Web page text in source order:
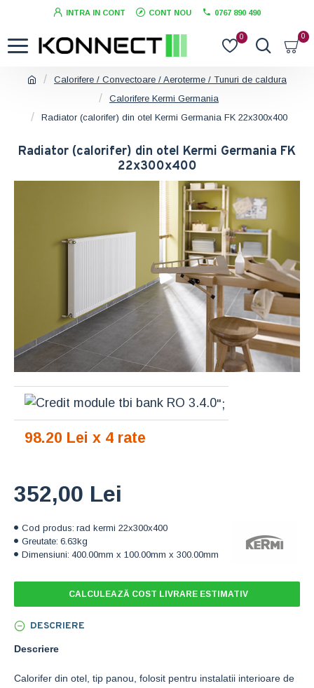
INTRA IN CONT CONT NOU 0767 890 490
0 0
Calorifere / Convectoare / Aeroterme / Tunuri de caldura
Calorifere Kermi Germania
Radiator (calorifer) din otel Kermi Germania FK 22x300x400
Radiator (calorifer) din otel Kermi Germania FK
22x300x400
Cod produs: rad kermi 22x300x400
Greutate: 6.63kg
Dimensiuni: 400.00mm x 100.00mm x 300.00mm
352,00 Lei
";
98.20 Lei x 4 rate
CALCULEAZĂ COST LIVRARE ESTIMATIV
DESCRIERE
Descriere
Calorifer din otel, tip panou, folosit pentru instalatii interioare de